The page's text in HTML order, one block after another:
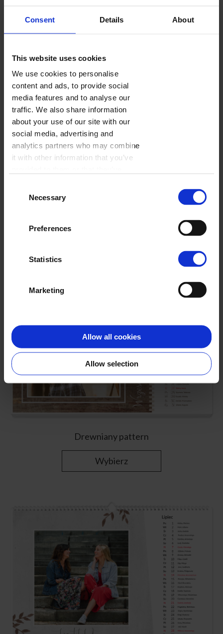
Consent Details About
This website uses cookies
We use cookies to personalise
content and ads, to provide social
media features and to analyse our
traffic. We also share information
about your use of our site with our
social media, advertising and
analytics partners who may combine
it with other information that you’ve
services.
SelectionNecessary
Preferences
Statistics
Marketing
Allow all cookies
Allow selection
Drewniany pattern
Wybierz